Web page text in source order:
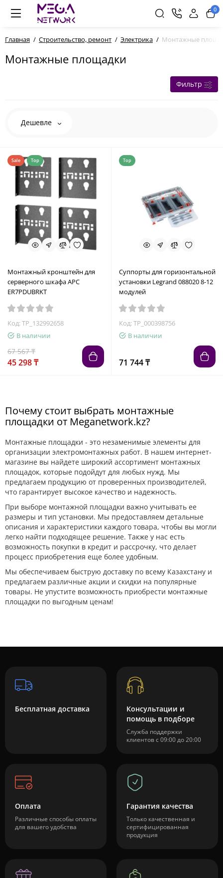
0
Главная Строительство, ремонт Электрика Монтажные
Монтажные площадки
Фильтр
Дешевле
Sale Top
Монтажный кронштейн для
серверного шкафа APC
ER7PDUBRKT
Код: TP_132992658
В наличии
67 567 ₸
45 298 ₸
Top
Суппорты для горизонтальной
установки Legrand 088020 8-12
модулей
Код: TP_000398756
В наличии
71 744 ₸
Почему стоит выбрать монтажные
площадки от Meganetwork.kz?
Монтажные площадки - это незаменимые элементы для
организации электромонтажных работ. В нашем интернет-
магазине вы найдете широкий ассортимент монтажных
площадок, которые подойдут для любых нужд. Мы
предлагаем продукцию от проверенных производителей,
что гарантирует высокое качество и надежность.
При выборе монтажной площадки важно учитывать ее
размеры и тип установки. Мы предоставляем детальные
описания и характеристики каждого товара, чтобы вы могли
легко найти подходящее решение. Также у нас есть
возможность покупки в кредит и рассрочку, что делает
процесс приобретения еще более удобным.
Мы обеспечиваем быструю доставку по всему Казахстану и
предлагаем различные акции и скидки на популярные
товары. Не упустите возможность приобрести монтажные
площадки по выгодным ценам!
Бесплатная доставка
Консультации и
помощь в подборе
Служба поддержки
клиентов с 09:00 до 20:00
Оплата
Различные способы оплаты
для вашего удобства
Гарантия качества
Только качественная и
сертифицированная
продукция